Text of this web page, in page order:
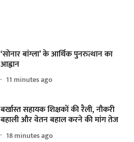
‘सोनार बांग्ला’ के आर्थिक पुनरुत्थान का
आह्वान
11 minutes ago
बर्खास्त सहायक शिक्षकों की रैली, नौकरी
बहाली और वेतन बहाल करने की मांग तेज
18 minutes ago